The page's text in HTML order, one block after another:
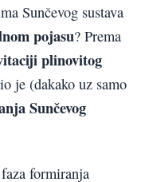
Sunčevog sustava
pojasu? Prema
plinovitog
je (dakako uz samo
Sunčevog
formiranja